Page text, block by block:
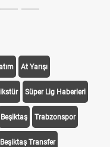
At Yarışı
Süper Lig Haberleri
Beşiktaş Trabzonspor
Beşiktaş Transfer